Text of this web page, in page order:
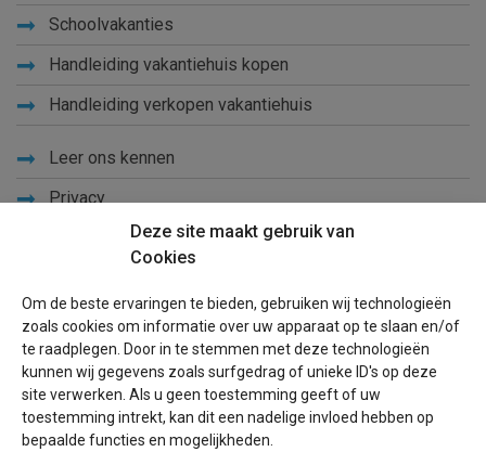
Deze site maakt gebruik van
Cookies
Om de beste ervaringen te bieden, gebruiken wij technologieën
zoals cookies om informatie over uw apparaat op te slaan en/of
te raadplegen. Door in te stemmen met deze technologieën
kunnen wij gegevens zoals surfgedrag of unieke ID's op deze
site verwerken. Als u geen toestemming geeft of uw
toestemming intrekt, kan dit een nadelige invloed hebben op
bepaalde functies en mogelijkheden.
Schoolvakanties
Handleiding vakantiehuis kopen
Handleiding verkopen vakantiehuis
Leer ons kennen
Privacy
Blog
Voor eigenaren
Een advertentie plaatsen